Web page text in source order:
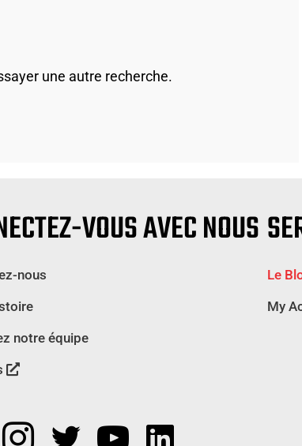
une autre recherche.
VOUS AVEC NOUS
nous
notre équipe
Le
My